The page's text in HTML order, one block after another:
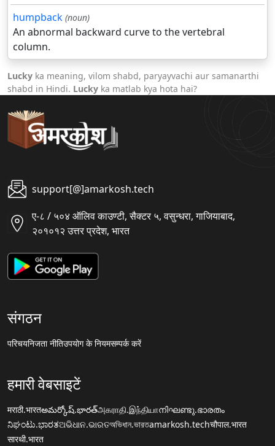
humpback (noun)
An abnormal backward curve to the vertebral
column.
Lucky ka meaning, vilom shabd, paryayvachi aur samanarthi
shabd in Hindi. Lucky ka matlab kya hota hai?
support[@]amarkosh.tech
ए-८ / ५०४ ऑलिव काउण्टी, सैक्टर ५, वसुन्धरा, गाजियाबाद,
२०१०१२ उत्तर प्रदेश, भारत
संगठन
परिचयनिजता नीतिउपयोग के नियमसम्पर्क करें
हमारी वेबसाइटें
मराठी.भारतఅమర్కోష్.భారత్அகராதி.இந்தியாനിഘണ്ടു.ഭാരതം
ನಿಘಂಟು.ಭಾರತଅଭିଧାନ.ଭାରତঅভিধান.ভারতamarkosh.techचौपाल.भारत
सारथी.भारत